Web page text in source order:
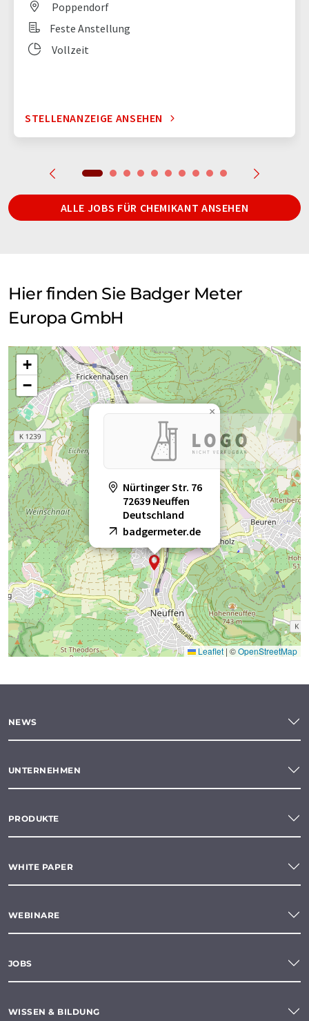
Poppendorf
Feste Anstellung
Vollzeit
STELLENANZEIGE ANSEHEN
ALLE JOBS FÜR CHEMIKANT ANSEHEN
Hier finden Sie Badger Meter
Europa GmbH
Nürtinger Str. 76
72639 Neuffen
Deutschland
badgermeter.de
×
+
−
Leaflet | ©OpenStreetMap
NEWS
UNTERNEHMEN
PRODUKTE
WHITE PAPER
WEBINARE
JOBS
WISSEN & BILDUNG